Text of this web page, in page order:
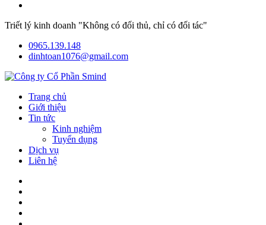
Triết lý kinh doanh "Không có đối thủ, chỉ có đối tác"
0965.139.148
dinhtoan1076@gmail.com
Trang chủ
Giới thiệu
Tin tức
Kinh nghiệm
Tuyển dụng
Dịch vụ
Liên hệ